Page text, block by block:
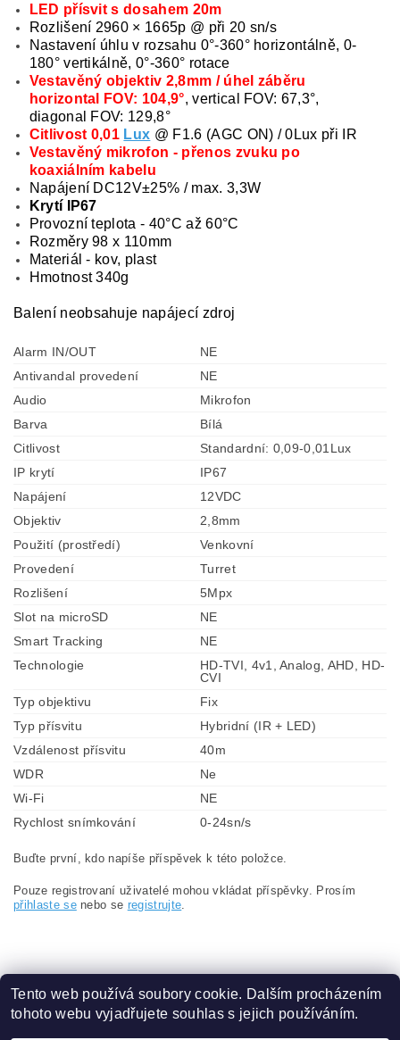
LED přísvit s dosahem 20m
Rozlišení 2960 × 1665p @ při 20 sn/s
Nastavení úhlu v rozsahu 0°-360° horizontálně, 0-
180° vertikálně, 0°-360° rotace
Vestavěný objektiv 2,8mm / úhel záběru
horizontal FOV: 104,9°, vertical FOV: 67,3°,
diagonal FOV: 129,8°
Citlivost 0,01 Lux @ F1.6 (AGC ON) / 0Lux při IR
Vestavěný mikrofon - přenos zvuku po
koaxiálním kabelu
Napájení DC12V±25% / max. 3,3W
Krytí IP67
Provozní teplota - 40°C až 60°C
Rozměry 98 x 110mm
Materiál - kov, plast
Hmotnost 340g
Balení neobsahuje napájecí zdroj
Alarm IN/OUT
NE
Antivandal provedení
NE
Audio
Mikrofon
Barva
Bílá
Citlivost
Standardní: 0,09-0,01Lux
IP krytí
IP67
Napájení
12VDC
Objektiv
2,8mm
Použití (prostředí)
Venkovní
Provedení
Turret
Rozlišení
5Mpx
Slot na microSD
NE
Smart Tracking
NE
Technologie
HD-TVI, 4v1, Analog, AHD, HD-
CVI
Typ objektivu
Fix
Typ přísvitu
Hybridní (IR + LED)
Vzdálenost přísvitu
40m
WDR
Ne
Wi-Fi
NE
Rychlost snímkování
0-24sn/s
Buďte první, kdo napíše příspěvek k této položce.
Pouze registrovaní uživatelé mohou vkládat příspěvky. Prosím
přihlaste senebo se registrujte.
Obchodní podmínky | Ochrana osobních údajů
Tento web používá soubory cookie. Dalším procházením
tohoto webu vyjadřujete souhlas s jejich používáním.